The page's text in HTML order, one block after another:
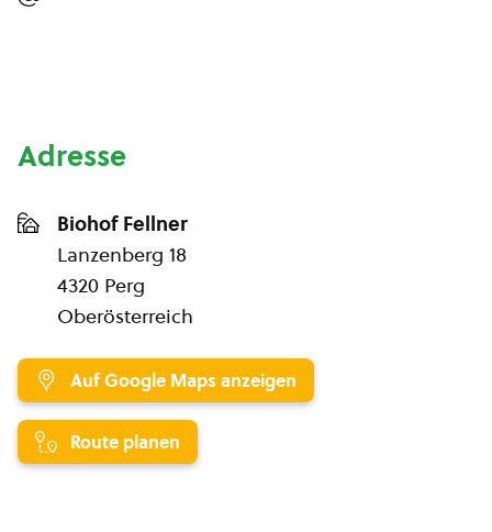
Adresse
Biohof Fellner
Lanzenberg 18
4320 Perg
Oberösterreich
Auf Google Maps anzeigen
Route planen